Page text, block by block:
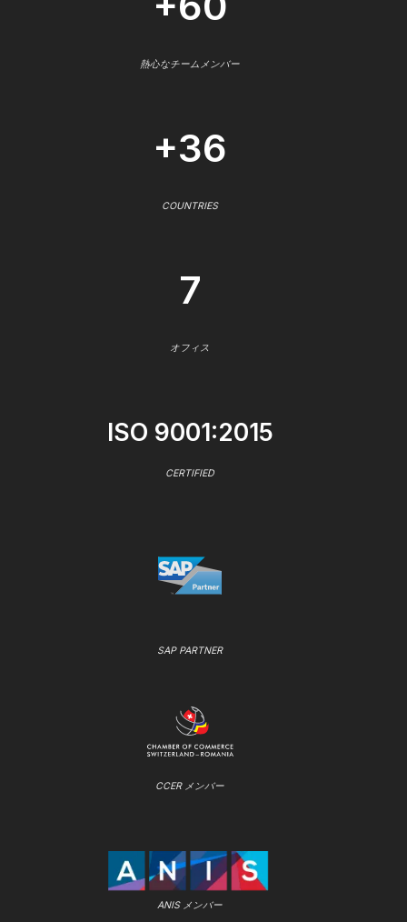
熱心なチームメンバー
+36
COUNTRIES
7
オフィス
ISO 9001:2015
CERTIFIED
SAP PARTNER
CCER メンバー
ANIS メンバー